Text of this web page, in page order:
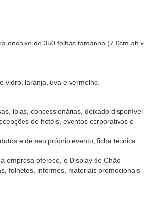
encaixe de 350 folhas tamanho (7,0cm alt x
vidro, laranja, uva e vermelho.
lojas, concessionárias, deixado disponível
de hotéis, eventos corporativos e
e de seu próprio evento, ficha técnica
empresa oferece, o Display de Chão
folhetos, informes, materiais promocionais